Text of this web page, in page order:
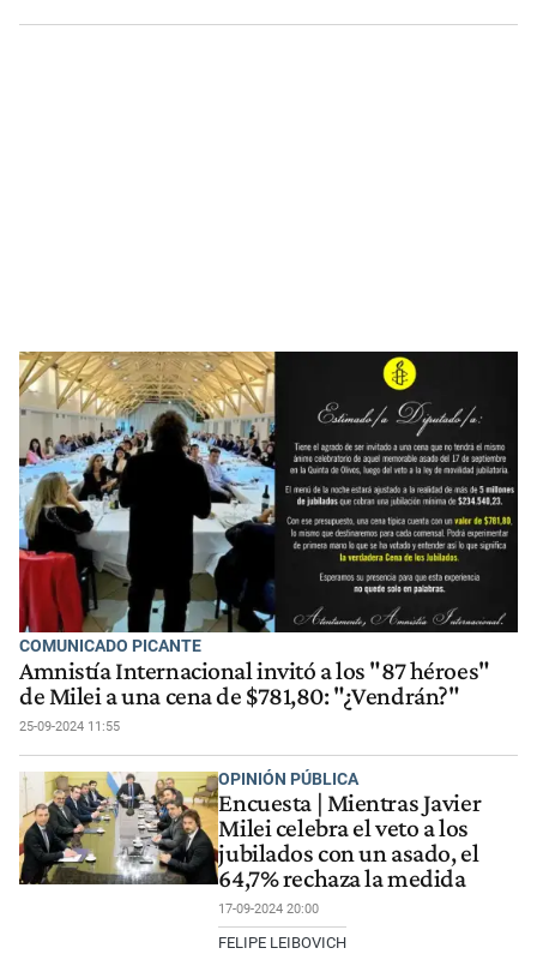
COMUNICADO PICANTE
Amnistía Internacional invitó a los "87 héroes"
de Milei a una cena de $781,80: "¿Vendrán?"
25-09-2024 11:55
OPINIÓN PÚBLICA
Encuesta | Mientras Javier
Milei celebra el veto a los
jubilados con un asado, el
64,7% rechaza la medida
17-09-2024 20:00
FELIPE LEIBOVICH